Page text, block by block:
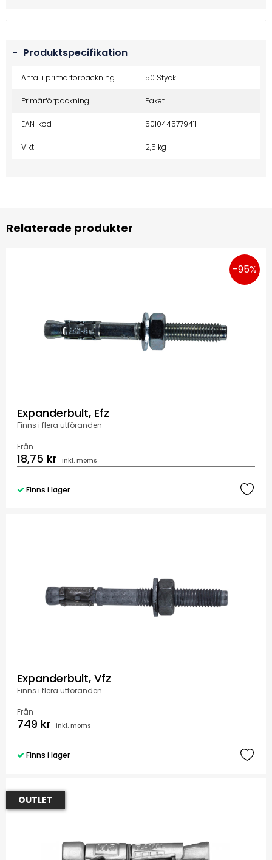
- Produktspecifikation
Antal i primärförpackning 50 Styck
Primärförpackning Paket
EAN-kod 5010445779411
Vikt 2,5 kg
Relaterade produkter
-95%
Expanderbult, Efz
Finns i flera utföranden
Från
18,75 kr inkl. moms
Finns i lager
Expanderbult, Vfz
Finns i flera utföranden
Från
749 kr inkl. moms
Finns i lager
OUTLET